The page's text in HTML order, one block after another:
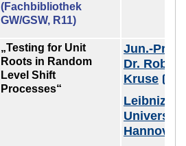
(Fachbibliothek
GW/GSW, R11)
„Testing for Unit
Roots in Random
Level Shift
Processes“
Jun.-Prof.
Dr.
Kruse
Leibniz
Hannover